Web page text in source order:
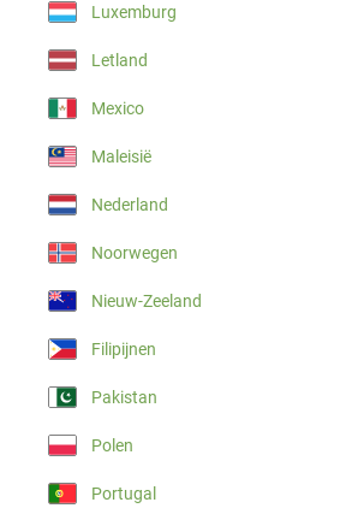
Luxemburg
Letland
Mexico
Maleisië
Nederland
Noorwegen
Nieuw-Zeeland
Filipijnen
Pakistan
Polen
Portugal